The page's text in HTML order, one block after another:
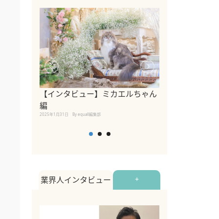
【インタビュー】ミカエルちゃん
編
2025年1月31日 By equall編集部
業界人インタビュー +